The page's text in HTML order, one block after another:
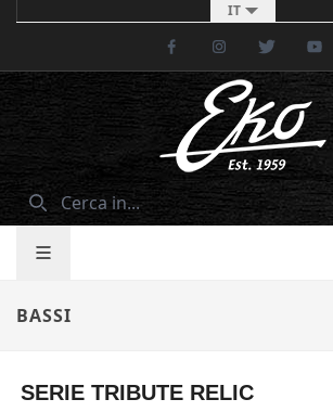
IT
FacebookInstagramTwitter
BASSI
SERIE TRIBUTE RELIC